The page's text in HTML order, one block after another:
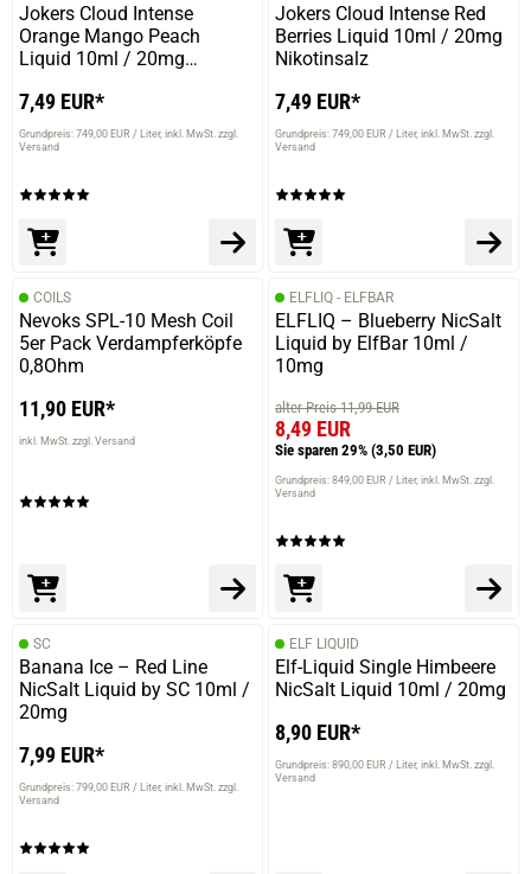
Jokers Cloud Intense
Orange Mango Peach
Liquid 10ml / 20mg
7,49 EUR*
Grundpreis: 749,00 EUR / Liter inkl. MwSt. zzgl.
Versand
Jokers Cloud Intense Red
Berries Liquid 10ml / 20mg
Nikotinsalz
7,49 EUR*
Grundpreis: 749,00 EUR / Liter inkl. MwSt. zzgl.
Versand
COILS
Nevoks SPL-10 Mesh Coil
5er Pack Verdampferköpfe
0,8Ohm
11,90 EUR*
inkl. MwSt. zzgl. Versand
ELFLIQ - ELFBAR
ELFLIQ – Blueberry NicSalt
Liquid by ElfBar 10ml /
10mg
alter Preis 11,99 EUR
8,49 EUR
Sie sparen 29% (3,50 EUR)
Grundpreis: 849,00 EUR / Liter inkl. MwSt. zzgl.
Versand
SC
Banana Ice – Red Line
NicSalt Liquid by SC 10ml /
20mg
7,99 EUR*
Grundpreis: 799,00 EUR / Liter inkl. MwSt. zzgl.
Versand
ELF LIQUID
Elf-Liquid Single Himbeere
NicSalt Liquid 10ml / 20mg
8,90 EUR*
Grundpreis: 890,00 EUR / Liter inkl. MwSt. zzgl.
Versand